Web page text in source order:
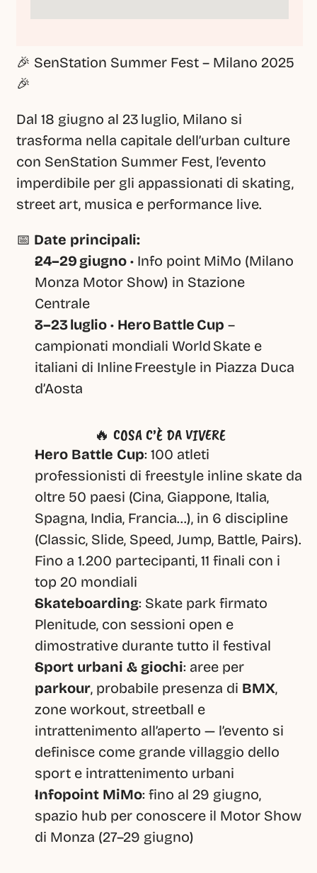
🎉 SenStation Summer Fest – Milano 2025
🎉
Dal 18 giugno al 23 luglio, Milano si
trasforma nella capitale dell’urban culture
con SenStation Summer Fest, l’evento
imperdibile per gli appassionati di skating,
street art, musica e performance live.
📅 Date principali:
24–29 giugno • Info point MiMo (Milano
Monza Motor Show) in Stazione
Centrale
3–23 luglio • Hero Battle Cup –
campionati mondiali World Skate e
italiani di Inline Freestyle in Piazza Duca
d’Aosta
🔥 COSA C’È DA VIVERE
Hero Battle Cup: 100 atleti
professionisti di freestyle inline skate da
oltre 50 paesi (Cina, Giappone, Italia,
Spagna, India, Francia…), in 6 discipline
(Classic, Slide, Speed, Jump, Battle, Pairs).
Fino a 1.200 partecipanti, 11 finali con i
top 20 mondiali
Skateboarding: Skate park firmato
Plenitude, con sessioni open e
dimostrative durante tutto il festival
Sport urbani & giochi
parkour, probabile presenza di BMX,
zone workout, streetball e
intrattenimento all’aperto — l’evento si
definisce come grande villaggio dello
sport e intrattenimento urbani
Infopoint MiMo: fino al 29 giugno,
spazio hub per conoscere il Motor Show
di Monza (27–29 giugno)